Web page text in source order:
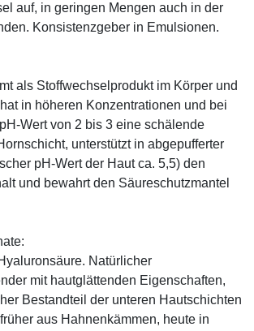
auf, in geringen Mengen auch in der
Konsistenzgeber in Emulsionen.
als Stoffwechselprodukt im Körper und
in höheren Konzentrationen und bei
Wert von 2 bis 3 eine schälende
unterstützt in abgepufferter
pH-Wert der Haut ca. 5,5) den
und bewahrt den Säureschutzmantel
Natürlicher
mit hautglättenden Eigenschaften,
Bestandteil der unteren Hautschichten
aus Hahnenkämmen, heute in